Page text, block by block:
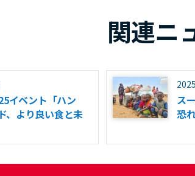
関連ニ
イベント「ハン
、より良い食と未
ス
恐